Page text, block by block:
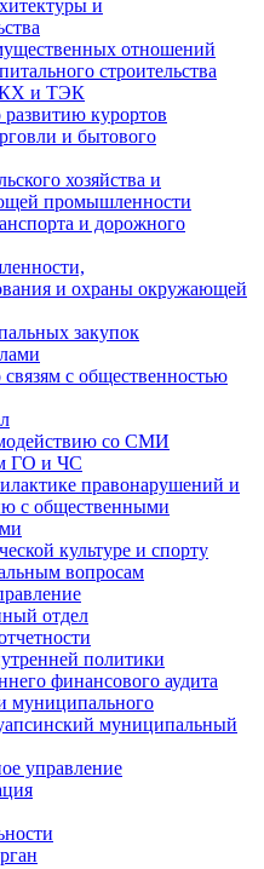
и
отношений
строительства
и ТЭК
курортов
и бытового
хозяйства и
промышленности
и дорожного
и охраны окружающей
закупок
с общественностью
со СМИ
ГО и ЧС
правонарушений и
с общественными
культуре и спорту
вопросам
отдел
политики
финансового аудита
муниципального
муниципальный
управление